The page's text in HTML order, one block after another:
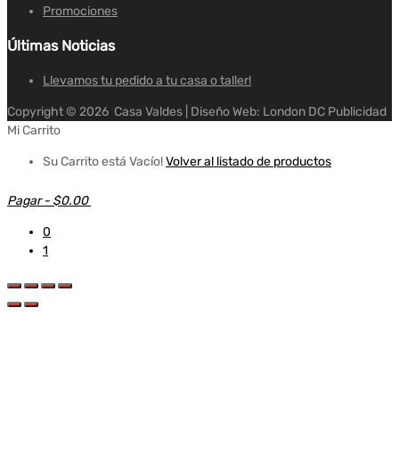
Promociones
Últimas Noticias
Llevamos tu pedido a tu casa o taller!
Copyright © 2026 Casa Valdes | Diseño Web: London DC Publicidad
Mi Carrito
Su Carrito está Vacío!Volver al listado de productos
Pagar - $0.00
0
1